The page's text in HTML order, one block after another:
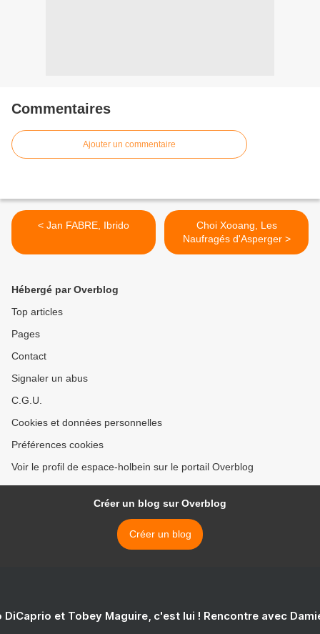
Commentaires
Ajouter un commentaire
< Jan FABRE, Ibrido
Choi Xooang, Les
Naufragés d'Asperger >
Hébergé par Overblog
Top articles
Pages
Contact
Signaler un abus
C.G.U.
Cookies et données personnelles
Préférences cookies
Voir le profil de espace-holbein sur le portail Overblog
Créer un blog sur Overblog
Créer un blog
DiCaprio et Tobey Maguire, c'est lui ! Rencontre avec